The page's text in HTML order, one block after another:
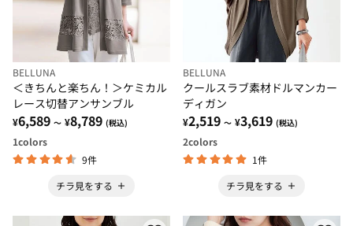
BELLUNA
＜きちんと楽ちん！＞ケミカル
レース切替アンサンブル
¥6,589 ～ ¥8,789 (税込)
1colors
9件
チラ見をする
BELLUNA
クールスラブ素材ドルマンカー
ディガン
¥2,519 ～ ¥3,619 (税込)
2colors
1件
チラ見をする